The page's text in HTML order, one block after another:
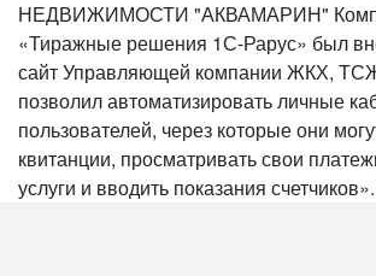
НЕДВИЖИМОСТИ "АКВАМАРИН"
«Тиражные решения 1С-Рарус» был
сайт Управляющей компании ЖКХ,
позволил автоматизировать личные
пользователей, через которые они
квитанции, просматривать свои
услуги и вводить показания счетчиков».